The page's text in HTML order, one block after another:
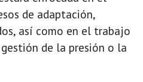
de adaptación,
así como en el trabajo
de la presión o la